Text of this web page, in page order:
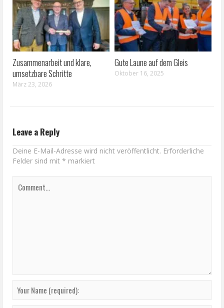
Zusammenarbeit und klare,
umsetzbare Schritte
März 23, 2026
Gute Laune auf dem Gleis
Oktober 16, 2025
Leave a Reply
Deine E-Mail-Adresse wird nicht veröffentlicht. Erforderliche
Felder sind mit* markiert